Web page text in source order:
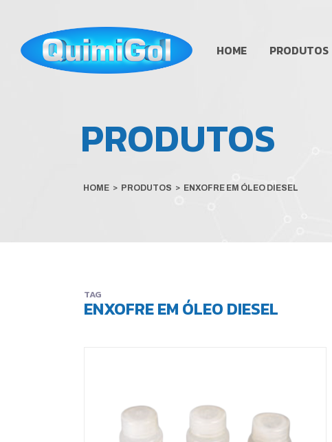
HOME PRODUTOS
PRODUTOS
HOME > PRODUTOS > ENXOFRE EM ÓLEO DIESEL
TAG
ENXOFRE EM ÓLEO DIESEL